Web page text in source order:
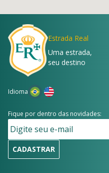
Estrada Real
Uma estrada,
seu destino
Idioma
Fique por dentro das novidades:
CADASTRAR